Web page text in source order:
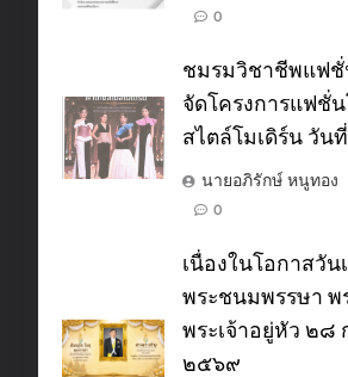
0
ชมรมวิชาชีพแฟชั่
จัดโครงการแฟชั่
สไตล์โมเดิร์น วัน
นายอภิรักษ์ หนูทอง
0
เนื่องในโอกาสวัน
พระชนมพรรษา พ
พระเจ้าอยู่หัว ๒๘
๒๕๖๙